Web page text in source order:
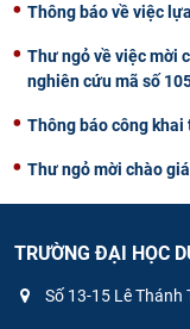
Thông báo về việc
Thư ngỏ về việc mời
nghiên cứu mã số
Thông báo công
Thư ngỏ mời chào
TRƯỜNG ĐẠI HỌC
Số 13-15 Lê Thánh